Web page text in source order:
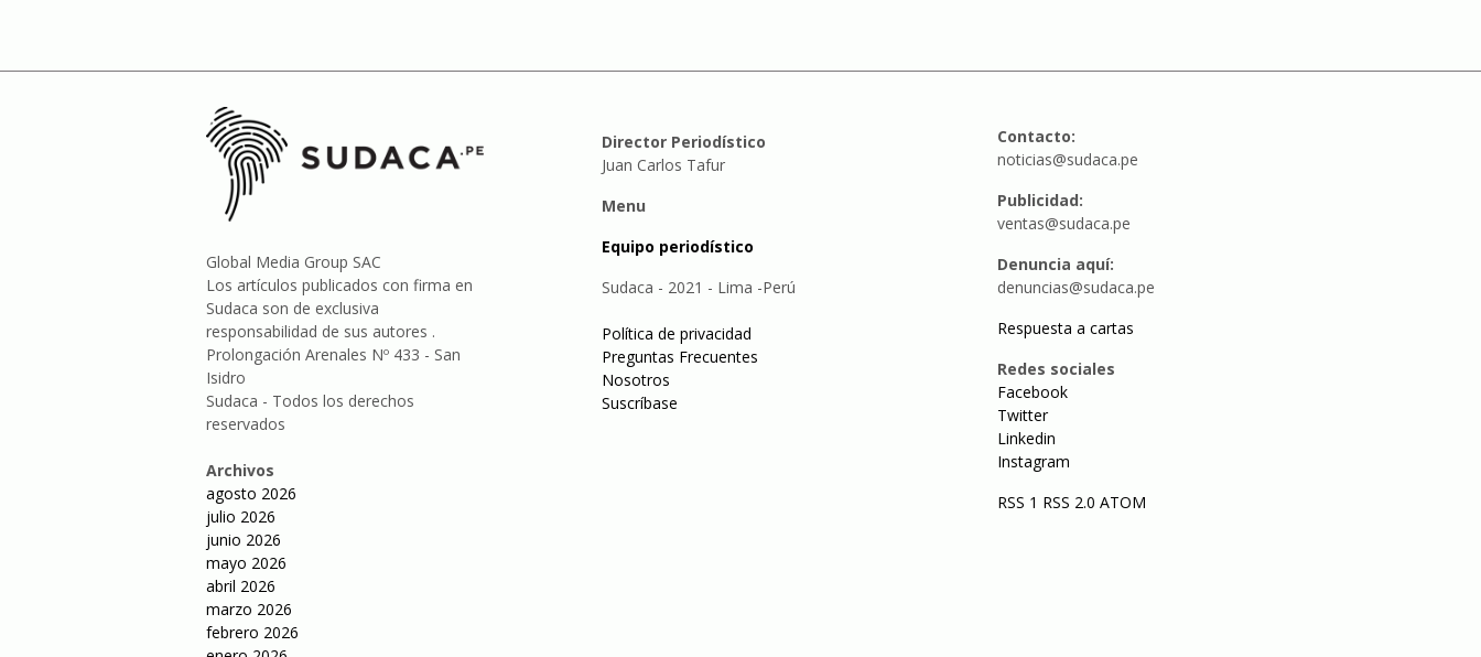
Global Media Group SAC
Los artículos publicados con firma en
Sudaca son de exclusiva
responsabilidad de sus autores .
Prolongación Arenales Nº 433 - San
Isidro
Sudaca - Todos los derechos
reservados
Archivos
agosto 2026
julio 2026
junio 2026
mayo 2026
abril 2026
marzo 2026
febrero 2026
Director Periodístico
Juan Carlos Tafur
Menu
Equipo periodístico
Sudaca - 2021 - Lima -Perú
Política de privacidad
Preguntas Frecuentes
Nosotros
Suscríbase
Contacto:
noticias@sudaca.pe
Publicidad:
ventas@sudaca.pe
Denuncia aquí:
denuncias@sudaca.pe
Respuesta a cartas
Redes sociales
Facebook
Twitter
Linkedin
Instagram
RSS 1 RSS 2.0 ATOM